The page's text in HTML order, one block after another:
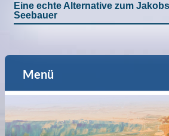
Eine echte Alternative zum
Seebauer
Menü